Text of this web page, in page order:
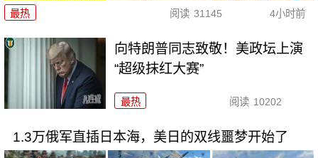
最热 阅读 31145 4小时前
向特朗普同志致敬！美政坛上演
“超级抹红大赛”
最热 阅读 10202
1.3万俄军直插日本海，美日的双线噩梦开始了